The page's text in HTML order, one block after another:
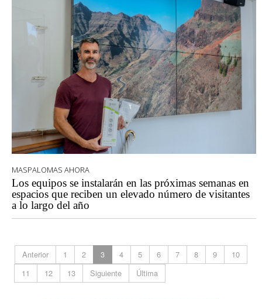
MASPALOMAS AHORA
Los equipos se instalarán en las próximas semanas en
espacios que reciben un elevado número de visitantes
a lo largo del año
Anterior 1 2 3 4 5 6 7 8 9
10
11
12 13 Siguiente Última